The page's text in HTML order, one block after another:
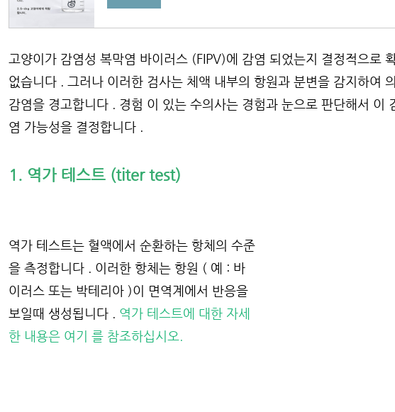
고양이가 감염성 복막염 바이러스 (FIPV)에 감염 되었는지 결정적으로
없습니다 . 그러나 이러한 검사는 체액 내부의 항원과 분변을 감지하여
감염을 경고합니다 . 경험 이 있는 수의사는 경험과 눈으로 판단해서 이
염 가능성을 결정합니다 .
1. 역가 테스트 (titer test)
역가 테스트는 혈액에서 순환하는 항체의 수준
을 측정합니다 . 이러한 항체는 항원 ( 예 : 바
이러스 또는 박테리아 )이 면역계에서 반응을
보일때 생성됩니다 . 역가 테스트에 대한 자세
한 내용은 여기 를 참조하십시오.